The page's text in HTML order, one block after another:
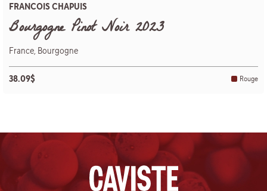
FRANCOIS CHAPUIS
Bourgogne Pinot Noir 2023
France, Bourgogne
38.09$ Rouge